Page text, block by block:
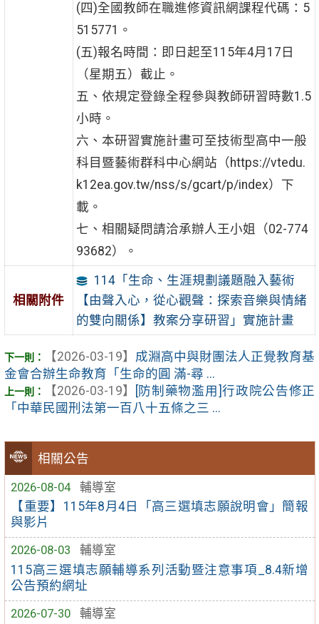
相關公告
2026-08-04
輔導室
【重要】115年8月4日「高三選填志願說明會」簡報
與影片
2026-08-03
輔導室
115高三選填志願輔導系列活動暨注意事項_8.4新增
公告預約網址
2026-07-30
輔導室
(四)全國教師在職進修資訊網課程代碼：5
515771。
(五)報名時間：即日起至115年4月17日
（星期五）截止。
五、依規定登錄全程參與教師研習時數1.5
小時。
六、本研習實施計畫可至技術型高中一般
科目暨藝術群科中心網站（https://vtedu.
k12ea.gov.tw/nss/s/gcart/p/index）下
載。
七、相關疑問請洽承辦人王小姐（02-774
93682）。
相關附件
114「生命、生涯規劃議題融入藝術
【由聲入心，從心觀聲：探索音樂與情緒
的雙向關係】教案分享研習」實施計畫
【2026-03-19】 成淵高中與財團法人正覺教育基
金會合辦生命教育「生命的圓 滿-尋 ...
【2026-03-19】
[防制藥物濫用]行政院公告修正
「中華民國刑法第一百八十五條之三 ...